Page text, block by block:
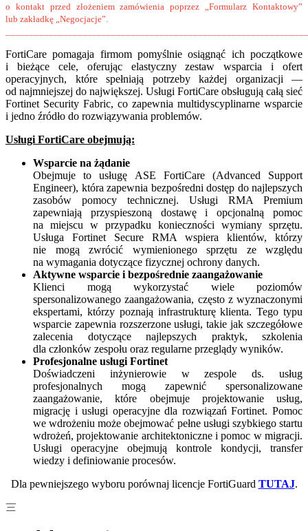
o kontakt przed złożeniem zamówienia poprzez „Formularz Kontaktowy”
lub zakładkę „Negocjacje”.
FortiCare pomagaja firmom pomyślnie osiągnąć ich początkowe
i bieżące cele, oferując elastyczny zestaw wsparcia i ofert
operacyjnych, które spełniają potrzeby każdej organizacji —
od najmniejszej do największej. Usługi FortiCare obsługują całą sieć
Fortinet Security Fabric, co zapewnia multidyscyplinarne wsparcie
i jedno źródło do rozwiązywania problemów.
Usługi FortiCare obejmują:
Wsparcie na żądanie
Obejmuje to usługę ASE FortiCare (Advanced Support
Engineer), która zapewnia bezpośredni dostęp do najlepszych
zasobów pomocy technicznej. Usługi RMA Premium
zapewniają przyspieszoną dostawę i opcjonalną pomoc
na miejscu w przypadku konieczności wymiany sprzętu.
Usługa Fortinet Secure RMA wspiera klientów, którzy
nie mogą zwrócić wymienionego sprzętu ze względu
na wymagania dotyczące fizycznej ochrony danych.
Aktywne wsparcie i bezpośrednie zaangażowanie
Klienci mogą wykorzystać wiele poziomów
spersonalizowanego zaangażowania, często z wyznaczonymi
ekspertami, którzy poznają infrastrukturę klienta. Tego typu
wsparcie zapewnia rozszerzone usługi, takie jak szczegółowe
zalecenia dotyczące najlepszych praktyk, szkolenia
dla członków zespołu oraz regularne przeglądy wyników.
Profesjonalne usługi Fortinet
Doświadczeni inżynierowie w zespole ds. usług
profesjonalnych mogą zapewnić spersonalizowane
zaangażowanie, które obejmuje projektowanie usług,
migrację i usługi operacyjne dla rozwiązań Fortinet. Pomoc
we wdrożeniu może obejmować pełne usługi szybkiego startu
wdrożeń, projektowanie architektoniczne i pomoc w migracji.
Usługi operacyjne obejmują kontrole kondycji, transfer
wiedzy i definiowanie procesów.
Dla pewniejszego wyboru porównaj licencje FortiGuard TUTAJ.